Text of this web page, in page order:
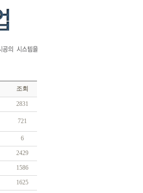
조회
2831
721
6
2429
1586
1625